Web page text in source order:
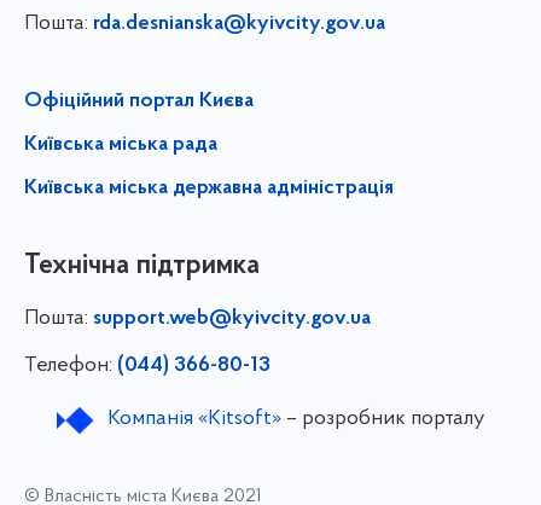
Пошта: rda.desnianska@kyivcity.gov.ua
Офіційний портал Києва
Київська міська рада
Київська міська державна адміністрація
Технічна підтримка
Пошта: support.web@kyivcity.gov.ua
Телефон: (044) 366-80-13
Компанія «Kitsoft»– розробник порталу
© Власність міста Києва 2021